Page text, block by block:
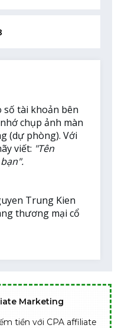
số tài khoản bên
chụp ảnh màn
(dự phòng). Với
viết: "Tên
Trung Kien
thương mại cổ
Marketing
tiền với CPA affiliate